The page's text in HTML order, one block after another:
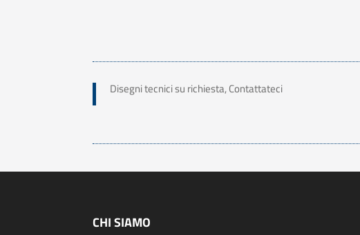
Disegni tecnici su richiesta, Contattateci
CHI SIAMO